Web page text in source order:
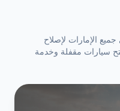
24 ساعة في جميع الإمارات لإصلاح
سيارات مقفلة وخدمة